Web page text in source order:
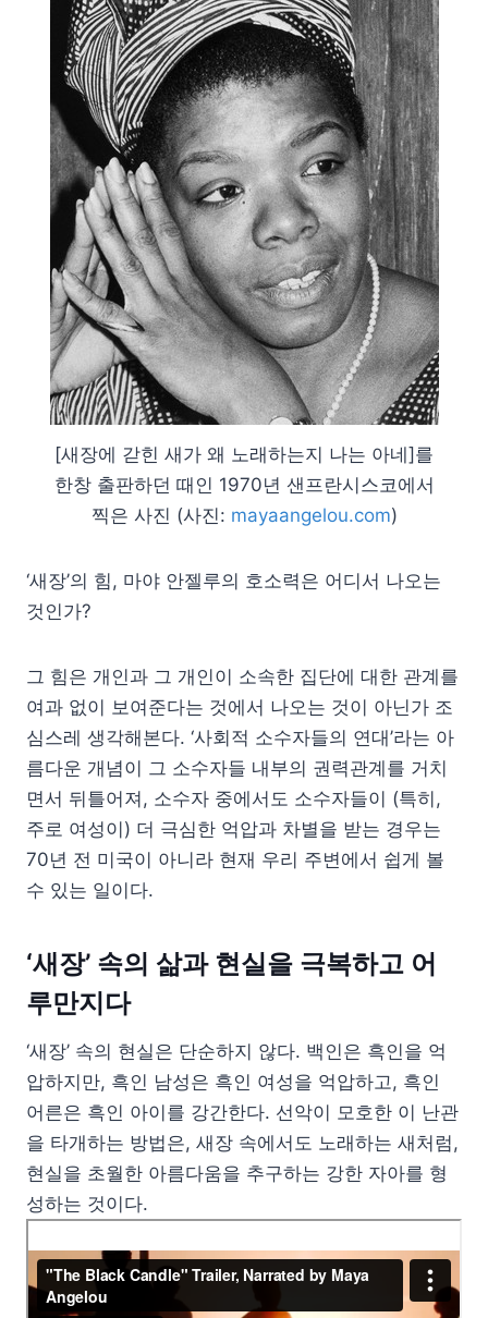
[새장에 갇힌 새가 왜 노래하는지 나는 아네]를
한창 출판하던 때인 1970년 샌프란시스코에서
찍은 사진 (사진: mayaangelou.com)
‘새장’의 힘, 마야 안젤루의 호소력은 어디서 나오는
것인가?
그 힘은 개인과 그 개인이 소속한 집단에 대한 관계를
여과 없이 보여준다는 것에서 나오는 것이 아닌가 조
심스레 생각해본다. ‘사회적 소수자들의 연대’라는 아
름다운 개념이 그 소수자들 내부의 권력관계를 거치
면서 뒤틀어져, 소수자 중에서도 소수자들이 (특히,
주로 여성이) 더 극심한 억압과 차별을 받는 경우는
70년 전 미국이 아니라 현재 우리 주변에서 쉽게 볼
수 있는 일이다.
‘새장’ 속의 삶과 현실을 극복하고 어
루만지다
‘새장’ 속의 현실은 단순하지 않다. 백인은 흑인을 억
압하지만, 흑인 남성은 흑인 여성을 억압하고, 흑인
어른은 흑인 아이를 강간한다. 선악이 모호한 이 난관
을 타개하는 방법은, 새장 속에서도 노래하는 새처럼,
현실을 초월한 아름다움을 추구하는 강한 자아를 형
성하는 것이다.